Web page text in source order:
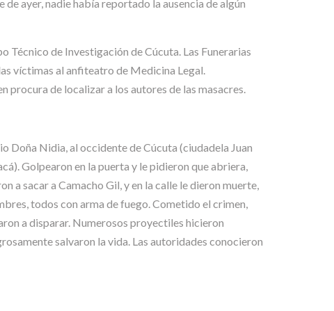
ayer, nadie había reportado la ausencia de algún
Técnico de Investigación de Cúcuta. Las Funerarias
víctimas al anfiteatro de Medicina Legal.
procura de localizar a los autores de las masacres.
Doña Nidia, al occidente de Cúcuta (ciudadela Juan
Golpearon en la puerta y le pidieron que abriera,
a sacar a Camacho Gil, y en la calle le dieron muerte,
todos con arma de fuego. Cometido el crimen,
a disparar. Numerosos proyectiles hicieron
salvaron la vida. Las autoridades conocieron